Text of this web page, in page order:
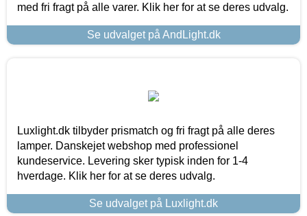
med fri fragt på alle varer. Klik her for at se deres udvalg.
Se udvalget på AndLight.dk
Luxlight.dk tilbyder prismatch og fri fragt på alle deres
lamper. Danskejet webshop med professionel
kundeservice. Levering sker typisk inden for 1-4
hverdage. Klik her for at se deres udvalg.
Se udvalget på Luxlight.dk